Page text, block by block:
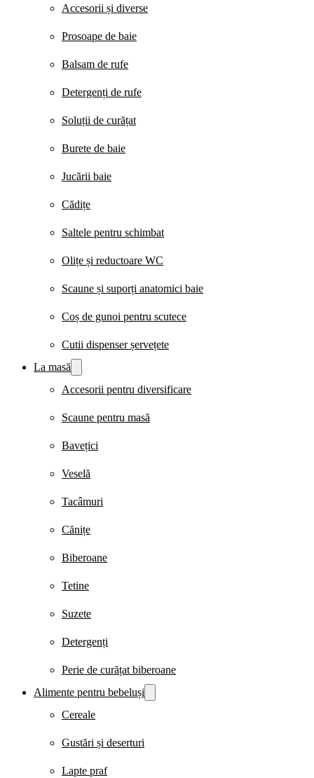
Accesorii și diverse
Prosoape de baie
Balsam de rufe
Detergenți de rufe
Soluții de curățat
Burete de baie
Jucării baie
Cădițe
Saltele pentru schimbat
Olițe și reductoare WC
Scaune și suporți anatomici baie
Coș de gunoi pentru scutece
Cutii dispenser șervețete
La masă
Accesorii pentru diversificare
Scaune pentru masă
Bavețici
Veselă
Tacâmuri
Cănițe
Biberoane
Tetine
Suzete
Detergenți
Perie de curățat biberoane
Alimente pentru bebeluși
Cereale
Gustări și deserturi
Lapte praf